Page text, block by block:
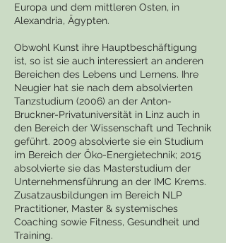
Europa und dem mittleren Osten, in
Alexandria, Ägypten.
Obwohl Kunst ihre Hauptbeschäftigung
ist, so ist sie auch interessiert an anderen
Bereichen des Lebens und Lernens. Ihre
Neugier hat sie nach dem absolvierten
Tanzstudium (2006) an der Anton-
Bruckner-Privatuniversität in Linz auch in
den Bereich der Wissenschaft und Technik
geführt. 2009 absolvierte sie ein Studium
im Bereich der Öko-Energietechnik; 2015
absolvierte sie das Masterstudium der
Unternehmensführung an der IMC Krems.
Zusatzausbildungen im Bereich NLP
Practitioner, Master & systemisches
Coaching sowie Fitness, Gesundheit und
Training.